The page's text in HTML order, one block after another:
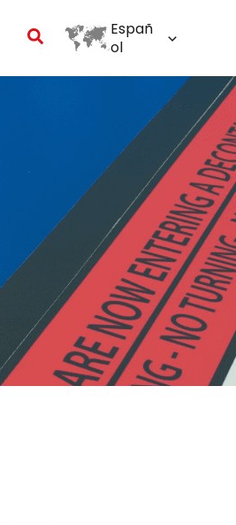
Buscar
Españ
ol